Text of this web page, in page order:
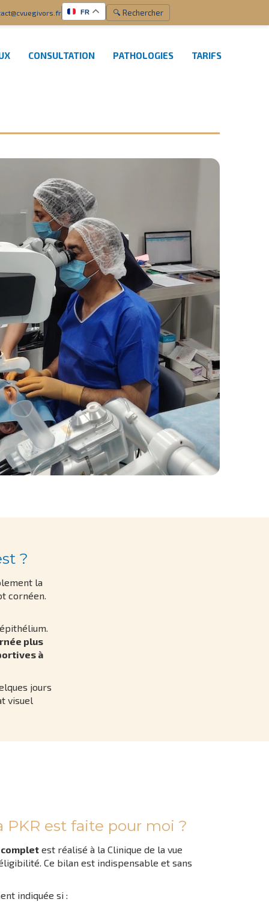
FR 🔍 Rechercher
CONSULTATION PATHOLOGIES TARIFS
?
la
cornéen.
plus
à
jours
visuel
PKR est faite pour moi ?
est réalisé à la Clinique de la vue
Ce bilan est indispensable et sans
indiquée si :